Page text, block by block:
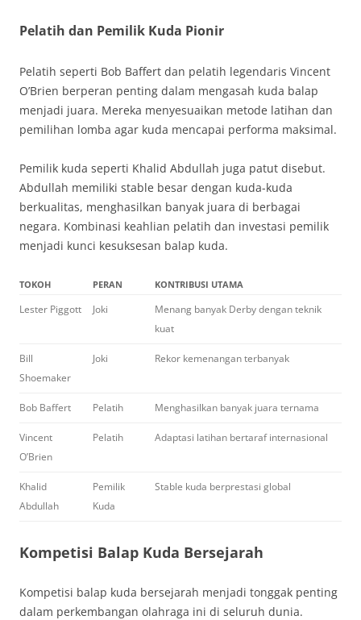
Pelatih dan Pemilik Kuda Pionir
Pelatih seperti Bob Baffert dan pelatih legendaris Vincent
O’Brien berperan penting dalam mengasah kuda balap
menjadi juara. Mereka menyesuaikan metode latihan dan
pemilihan lomba agar kuda mencapai performa maksimal.
Pemilik kuda seperti Khalid Abdullah juga patut disebut.
Abdullah memiliki stable besar dengan kuda-kuda
berkualitas, menghasilkan banyak juara di berbagai
negara. Kombinasi keahlian pelatih dan investasi pemilik
menjadi kunci kesuksesan balap kuda.
TOKOH PERAN KONTRIBUSI UTAMA
Lester Piggott Joki
Menang banyak Derby dengan teknik
kuat
Bill
Shoemaker
Joki Rekor kemenangan terbanyak
Bob Baffert Pelatih Menghasilkan banyak juara ternama
Vincent
O’Brien
Pelatih Adaptasi latihan bertaraf internasional
Khalid
Abdullah
Pemilik
Kuda
Stable kuda berprestasi global
Kompetisi Balap Kuda Bersejarah
Kompetisi balap kuda bersejarah menjadi tonggak penting
dalam perkembangan olahraga ini di seluruh dunia.